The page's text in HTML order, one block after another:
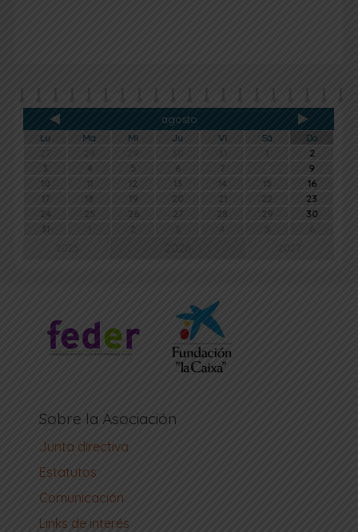
agosto
Lu Ma Mi Ju Vi Sá
Do
27
28 29 30 31 1
2
3
4 5 6 7
9
10
11 12 13 14 15
16
17
18 19 20 21 22
23
24
25 26 27 28 29
30
31
2 3 4 5 6
2025 2027
Sobre la Asociación
Junta directiva
Estatutos
Comunicación
Links de interés